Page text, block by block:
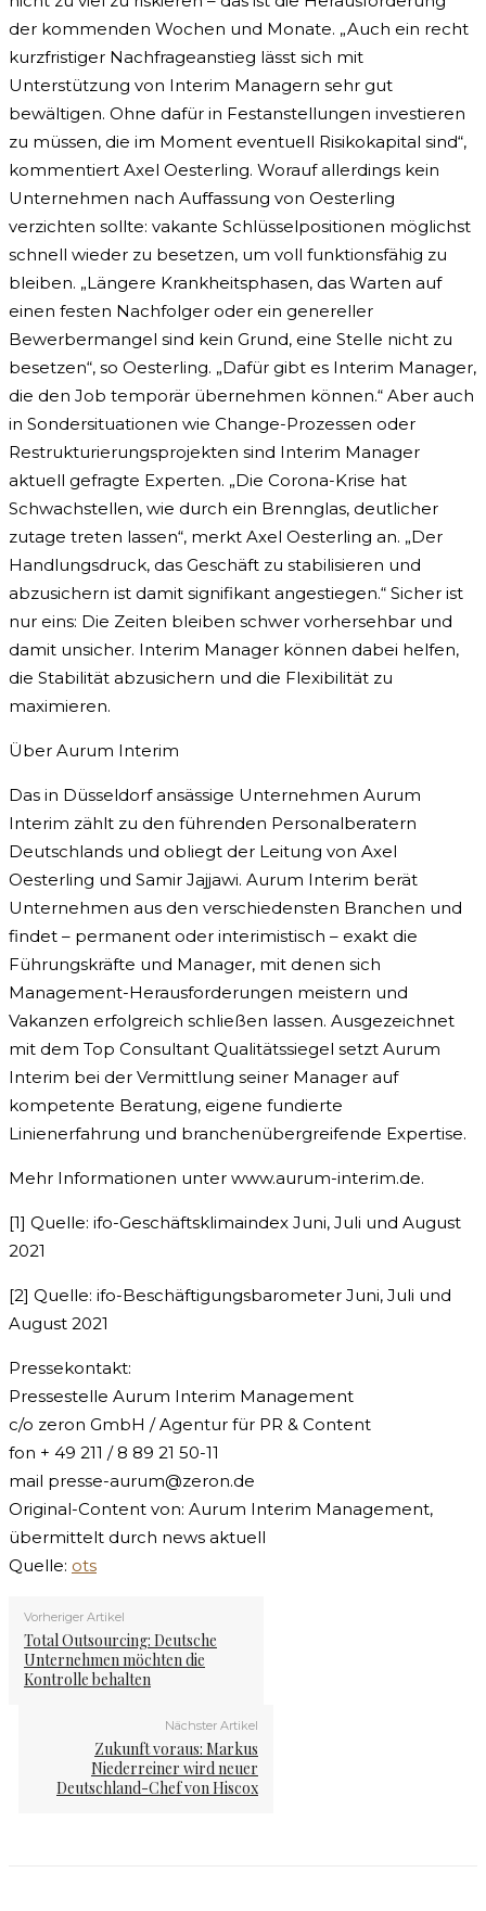
der kommenden Wochen und Monate. „Auch ein recht
kurzfristiger Nachfrageanstieg lässt sich mit
Unterstützung von Interim Managern sehr gut
bewältigen. Ohne dafür in Festanstellungen investieren
zu müssen, die im Moment eventuell Risikokapital sind“,
kommentiert Axel Oesterling. Worauf allerdings kein
Unternehmen nach Auffassung von Oesterling
verzichten sollte: vakante Schlüsselpositionen möglichst
schnell wieder zu besetzen, um voll funktionsfähig zu
bleiben. „Längere Krankheitsphasen, das Warten auf
einen festen Nachfolger oder ein genereller
Bewerbermangel sind kein Grund, eine Stelle nicht zu
besetzen“, so Oesterling. „Dafür gibt es Interim Manager,
die den Job temporär übernehmen können.“ Aber auch
in Sondersituationen wie Change-Prozessen oder
Restrukturierungsprojekten sind Interim Manager
aktuell gefragte Experten. „Die Corona-Krise hat
Schwachstellen, wie durch ein Brennglas, deutlicher
zutage treten lassen“, merkt Axel Oesterling an. „Der
Handlungsdruck, das Geschäft zu stabilisieren und
abzusichern ist damit signifikant angestiegen.“ Sicher ist
nur eins: Die Zeiten bleiben schwer vorhersehbar und
damit unsicher. Interim Manager können dabei helfen,
die Stabilität abzusichern und die Flexibilität zu
maximieren.
Über Aurum Interim
Das in Düsseldorf ansässige Unternehmen Aurum
Interim zählt zu den führenden Personalberatern
Deutschlands und obliegt der Leitung von Axel
Oesterling und Samir Jajjawi. Aurum Interim berät
Unternehmen aus den verschiedensten Branchen und
findet – permanent oder interimistisch – exakt die
Führungskräfte und Manager, mit denen sich
Management-Herausforderungen meistern und
Vakanzen erfolgreich schließen lassen. Ausgezeichnet
mit dem Top Consultant Qualitätssiegel setzt Aurum
Interim bei der Vermittlung seiner Manager auf
kompetente Beratung, eigene fundierte
Linienerfahrung und branchenübergreifende Expertise.
Mehr Informationen unter www.aurum-interim.de.
[1] Quelle: ifo-Geschäftsklimaindex Juni, Juli und August
2021
[2] Quelle: ifo-Beschäftigungsbarometer Juni, Juli und
August 2021
Pressekontakt:
Pressestelle Aurum Interim Management
c/o zeron GmbH / Agentur für PR & Content
fon + 49 211 / 8 89 21 50-11
mail presse-aurum@zeron.de
Original-Content von: Aurum Interim Management,
übermittelt durch news aktuell
Quelle: ots
Vorheriger Artikel
Total Outsourcing: Deutsche
Unternehmen möchten die
Kontrolle behalten
Nächster Artikel
Zukunft voraus: Markus
Niederreiner wird neuer
Deutschland-Chef von Hiscox